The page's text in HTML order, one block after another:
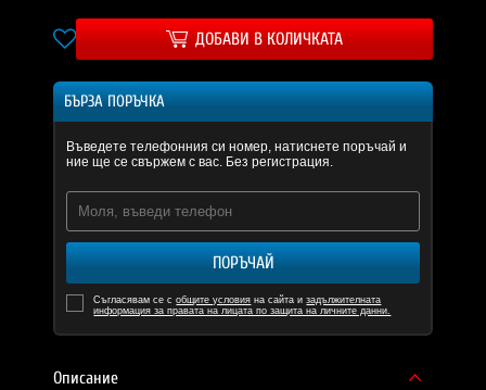
ДОБАВИ В КОЛИЧКАТА
БЪРЗА ПОРЪЧКА
Въведете телефонния си номер, натиснете поръчай и
ние ще се свържем с вас. Без регистрация.
ПОРЪЧАЙ
Съгласявам се собщите условия на сайта изадължителната
информация за правата на лицата по защита на личните данни.
Описание